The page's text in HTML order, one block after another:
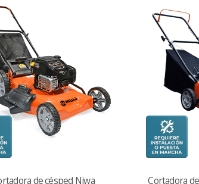
de césped Niwa Cortadora